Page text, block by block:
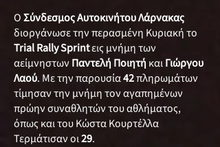
ΟΣύνδεσμος Αυτοκινήτου Λάρνακας
διοργάνωσε την περασμένη Κυριακή το
Trial Rally Sprintεις μνήμη των
αείμνηστωνΠαντελή Ποιητή καιΓιώργου
Λαού. Με την παρουσία42πληρωμάτων
τίμησαν την μνήμη τον αγαπημένων
πρώην συναθλητών του αθλήματος,
όπως και του Κώστα Κουρτέλλα
Τερμάτισαν οι29.